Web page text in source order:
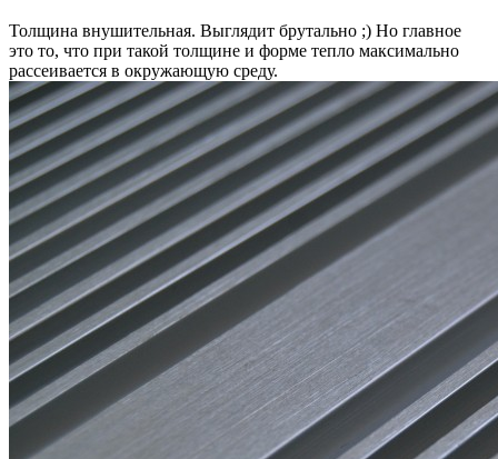
Толщина внушительная. Выглядит брутально ;) Но главное
это то, что при такой толщине и форме тепло максимально
рассеивается в окружающую среду.